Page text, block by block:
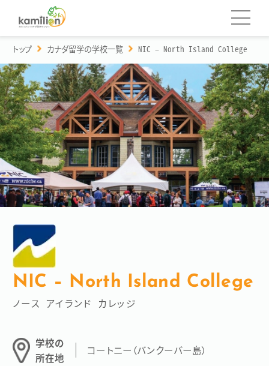
カミリオンについて
留学の種類
語学留学
コープ留学（Co-op）
学校一覧
カナダの学校一覧へ
今注目の学校
ILSC（語学留学）
留学費用
滞在都市を選ぶ
トップ カナダ留学の学校一覧 NIC – North Island College
NIC – North Island College
ノース アイランド カレッジ
学校の
所在地
コートニー（バンクーバー島）